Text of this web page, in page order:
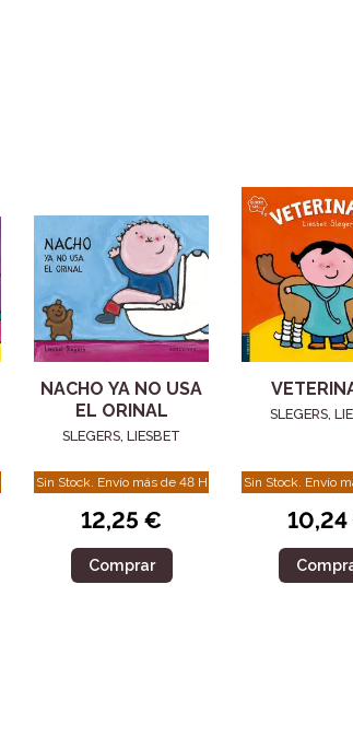
NACHO YA NO USA
EL ORINAL
SLEGERS, LIESBET
Sin Stock. Envío más de 48 H
12,25 €
Comprar
SLEGERS,
Sin Stock. Envío